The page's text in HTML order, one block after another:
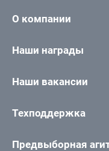
О компании
Наши награды
Наши вакансии
Техподдержка
Предвыборная